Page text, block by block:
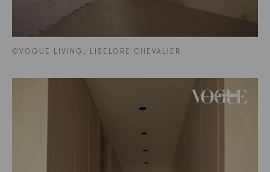
©VOGUE LIVING, LISELORE CHEVALIER